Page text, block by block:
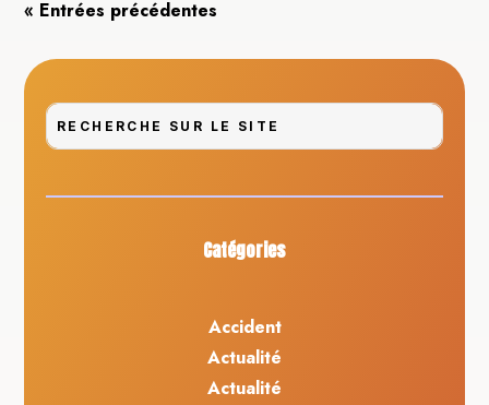
« Entrées précédentes
Catégories
Accident
Actualité
Actualité